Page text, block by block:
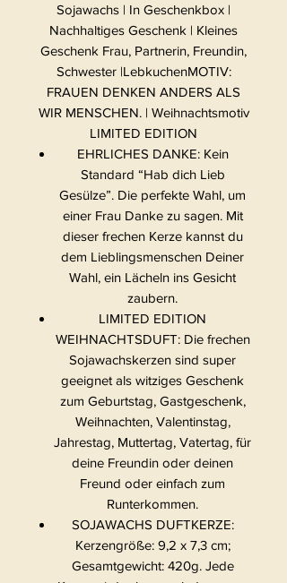
Sojawachs | In Geschenkbox |
Nachhaltiges Geschenk | Kleines
Geschenk Frau, Partnerin, Freundin,
Schwester |LebkuchenMOTIV:
FRAUEN DENKEN ANDERS ALS
WIR MENSCHEN. | Weihnachtsmotiv
LIMITED EDITION
EHRLICHES DANKE: Kein
Standard “Hab dich Lieb
Gesülze”. Die perfekte Wahl, um
einer Frau Danke zu sagen. Mit
dieser frechen Kerze kannst du
dem Lieblingsmenschen Deiner
Wahl, ein Lächeln ins Gesicht
zaubern.
LIMITED EDITION
WEIHNACHTSDUFT: Die frechen
Sojawachskerzen sind super
geeignet als witziges Geschenk
zum Geburtstag, Gastgeschenk,
Weihnachten, Valentinstag,
Jahrestag, Muttertag, Vatertag, für
deine Freundin oder deinen
Freund oder einfach zum
Runterkommen.
SOJAWACHS DUFTKERZE:
Kerzengröße: 9,2 x 7,3 cm;
Gesamtgewicht: 420g. Jede